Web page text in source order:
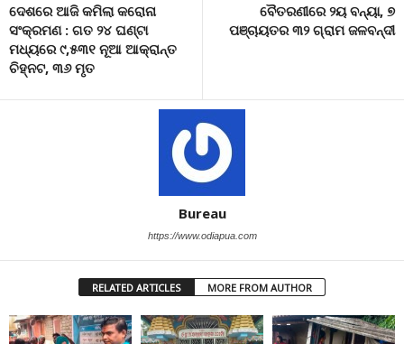
ଦେଶରେ ଆଜି କମିଲା କରୋନା
ସଂକ୍ରମଣ : ଗତ ୨୪ ଘଣ୍ଟା
ମଧ୍ୟରେ ୯,୫୩୧ ନୂଆ ଆକ୍ରାନ୍ତ
ଚିହ୍ନଟ, ୩୬ ମୃତ
ବୈତରଣୀରେ ୨ୟ ବନ୍ୟା, ୭
ପଞ୍ଚାୟତର ୩୨ ଗ୍ରାମ ଜଳବନ୍ଦୀ
Bureau
https://www.odiapua.com
RELATED ARTICLES MORE FROM AUTHOR